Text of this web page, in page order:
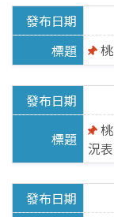
許可審查申請
定期檢測申報
其他法規訊息
社區生活污水
化糞池污物
況表